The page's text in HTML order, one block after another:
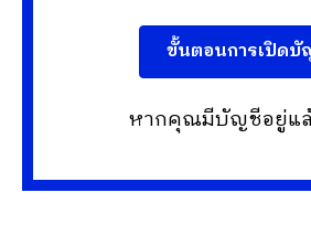
ขั้นตอนการเปิดบั
หากคุณมีบัญชีอยู่แ